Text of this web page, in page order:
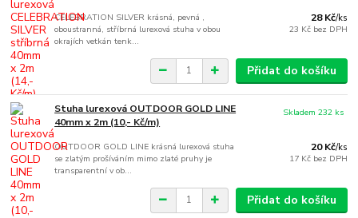
CELEBRATION SILVER krásná, pevná ,
oboustranná, stříbrná lurexová stuha v obou
okrajích vetkán tenk...
28 Kč/ks
23 Kč bez DPH
Přidat do košíku
Stuha lurexová OUTDOOR GOLD LINE
40mm x 2m (10,- Kč/m)
OUTDOOR GOLD LINE krásná lurexová stuha
se zlatým prošíváním mimo zlaté pruhy je
transparentní v ob...
20 Kč/ks
17 Kč bez DPH
Skladem 232 ks
Přidat do košíku